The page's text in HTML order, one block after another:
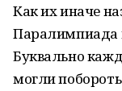
Как их иначе
Паралимпиада
Буквально
могли